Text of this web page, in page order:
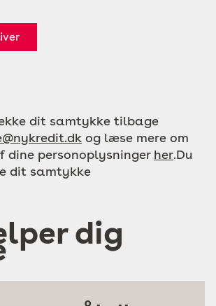
dit samtykke tilbage
og læse mere om
dine personoplysninger her.Du
dit samtykke
dig